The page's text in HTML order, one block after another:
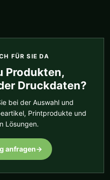
FÜR SIE DA
Produkten,
Druckdaten?
bei der Auswahl und
Printprodukte und
Lösungen.
anfragen→